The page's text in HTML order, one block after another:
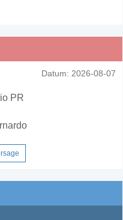
Datum: 2026-08-07
PR